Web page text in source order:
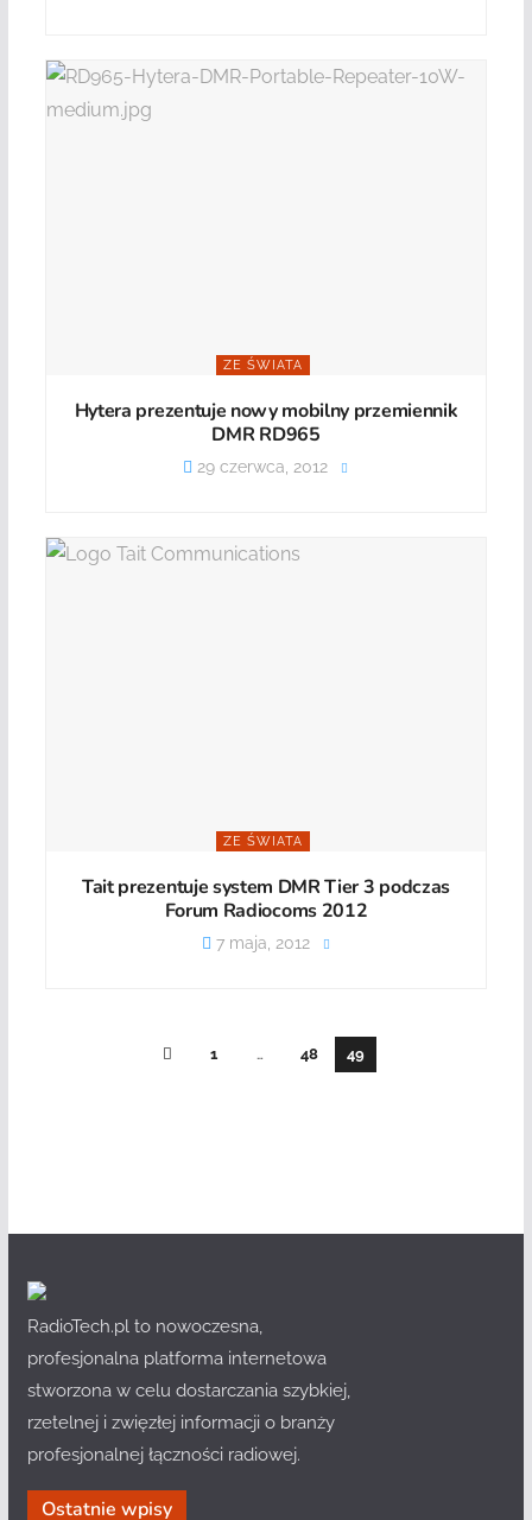
ZE ŚWIATA
Hytera prezentuje nowy mobilny przemiennik
DMR RD965
29 czerwca, 2012
ZE ŚWIATA
Tait prezentuje system DMR Tier 3 podczas
Forum Radiocoms 2012
7 maja, 2012
1 … 48 49
RadioTech.pl to nowoczesna,
profesjonalna platforma internetowa
stworzona w celu dostarczania szybkiej,
rzetelnej i zwięzłej informacji o branży
profesjonalnej łączności radiowej.
Ostatnie wpisy